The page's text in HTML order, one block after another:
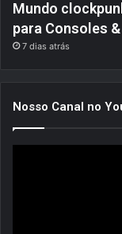
Mundo
para Consoles &
7 dias atrás
Nosso Canal no